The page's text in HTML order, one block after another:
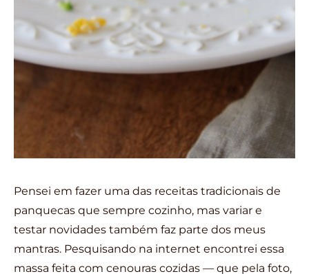
Pensei em fazer uma das receitas tradicionais de
panquecas que sempre cozinho, mas variar e
testar novidades também faz parte dos meus
mantras. Pesquisando na internet encontrei essa
massa feita com cenouras cozidas — que pela foto,